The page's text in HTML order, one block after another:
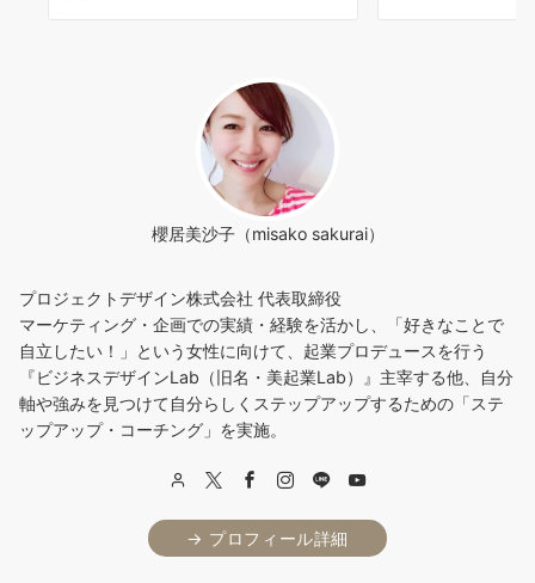
櫻居美沙子（misako sakurai）
プロジェクトデザイン株式会社 代表取締役
マーケティング・企画での実績・経験を活かし、「好きなことで
自立したい！」という女性に向けて、起業プロデュースを行う
『ビジネスデザインLab（旧名・美起業Lab）』主宰する他、自分
軸や強みを見つけて自分らしくステップアップするための「ステ
ップアップ・コーチング」を実施。
→ プロフィール詳細